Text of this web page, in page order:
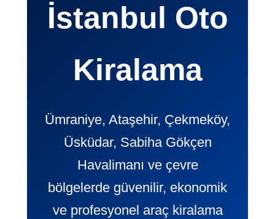
İstanbul Oto
Kiralama
Ümraniye, Ataşehir, Çekmeköy,
Üsküdar, Sabiha Gökçen
Havalimanı ve çevre
bölgelerde güvenilir, ekonomik
ve profesyonel araç kiralama